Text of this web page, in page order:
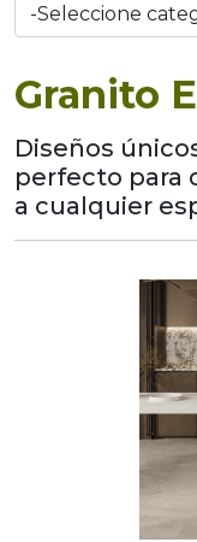
Granito
Diseños
perfecto para
a cualquier